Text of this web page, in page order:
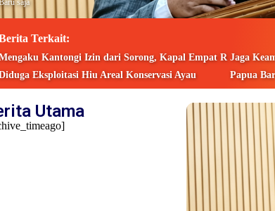
saja
Terkait:
Kantongi Izin dari Sorong, Kapal Empat R
Eksploitasi Hiu Areal Konservasi Ayau
Jaga
Papua
Utama